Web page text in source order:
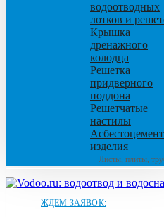
водоотводных
лотков и
Крышка
дренажного
колодца
Решетка
придверного
поддона
Решетчатые
настилы
изделия
Листы, плиты,
ЖДЕМ ЗАЯВОК: